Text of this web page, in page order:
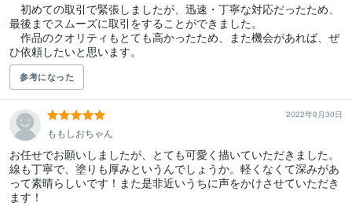
初めての取引で緊張しましたが、迅速・丁寧な対応だったため、
最後までスムーズに取引をすることができました。
作品のクオリティもとても高かったため、また機会があれば、ぜ
ひ依頼したいと思います。
参考になった
2022年9月30日
ももしおちゃん
お任せでお願いしましたが、とても可愛く描いていただきました。
線も丁寧で、塗りも厚みというんでしょうか。軽くなくて深みがあ
って素晴らしいです！また是非近いうちに声をかけさせていただき
ます！